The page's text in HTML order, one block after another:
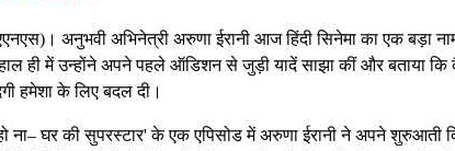
अनुभवी अभिनेत्री अरुणा ईरानी आज हिंदी सिनेमा का एक बड़ा
ही में उन्होंने अपने पहले ऑडिशन से जुड़ी यादें साझा कीं और बताया कि
हमेशा के लिए बदल दी।
ना– घर की सुपरस्टार' के एक एपिसोड में अरुणा ईरानी ने अपने शुरुआती